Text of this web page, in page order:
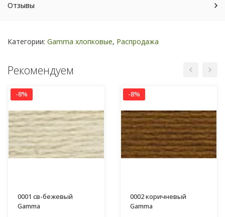
Отзывы
Категории: Gamma хлопковые, Распродажа
Рекомендуем
-8%
0001 св-бежевый
Gamma
-8%
0002 коричневый
Gamma